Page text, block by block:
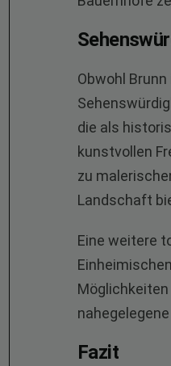
Obwohl
die als
kunstvollen
zu
Landschaft
Eine weitere
Fazit